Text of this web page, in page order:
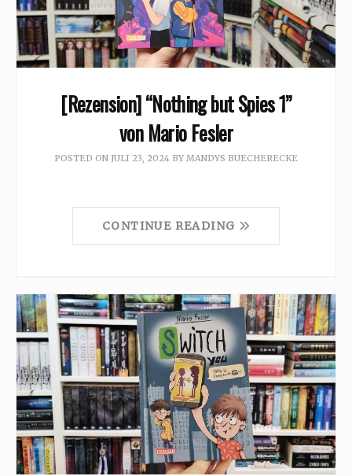
[Rezension] “Nothing but Spies 1”
von Mario Fesler
POSTED ON JULI 23, 2024 BY MANDYS BUECHERECKE
CONTINUE READING